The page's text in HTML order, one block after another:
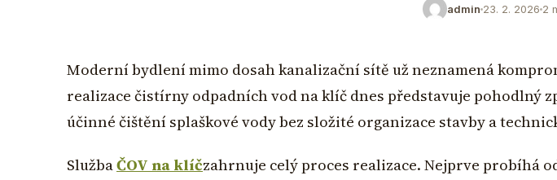
admin 23. 2. 2026 2
Moderní bydlení mimo dosah kanalizační sítě už neznamená
realizace čistírny odpadních vod na klíč dnes představuje pohodlný
účinné čištění splaškové vody bez složité organizace stavby a
SlužbaČOV na klíčzahrnuje celý proces realizace. Nejprve probíhá